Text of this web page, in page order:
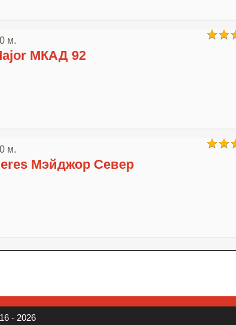
м.
МКАД 92
м.
Мэйджор Север
- 2026